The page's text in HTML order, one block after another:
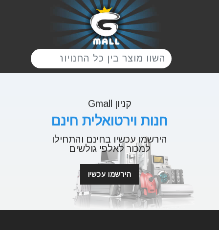
קניון Gmall
חנות וירטואלית חינם
הירשמו עכשיו בחינם והתחילו
למכור לאלפי גולשים
הירשמו עכשיו